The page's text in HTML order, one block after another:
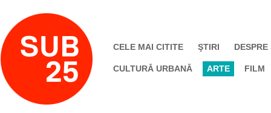
CELE MAI CITITE ŞTIRI DESPRE
CULTURĂ URBANĂ ARTE FILM